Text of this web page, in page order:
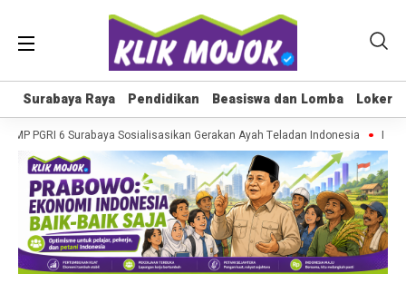
Surabaya Raya Pendidikan Beasiswa dan Lomba Loker
Surabaya Raya Pendidikan Beasiswa dan Lomba Loker
PGRI 6 Surabaya Sosialisasikan Gerakan Ayah Teladan Indonesia MPLS